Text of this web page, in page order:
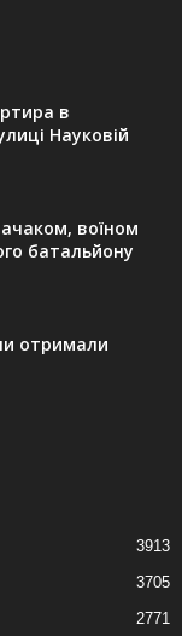
в
Науковій
воїном
батальйону
отримали
3913
3705
2771